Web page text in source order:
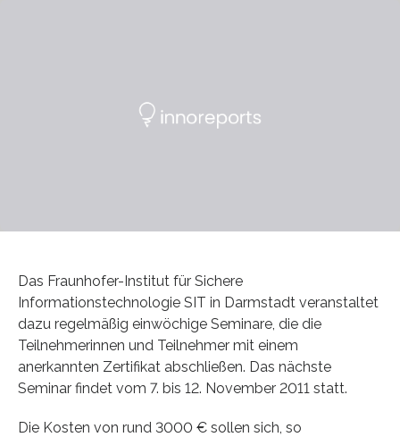
Das Fraunhofer-Institut für Sichere
Informationstechnologie SIT in Darmstadt veranstaltet
dazu regelmäßig einwöchige Seminare, die die
Teilnehmerinnen und Teilnehmer mit einem
anerkannten Zertifikat abschließen. Das nächste
Seminar findet vom 7. bis 12. November 2011 statt.
Die Kosten von rund 3000 € sollen sich, so